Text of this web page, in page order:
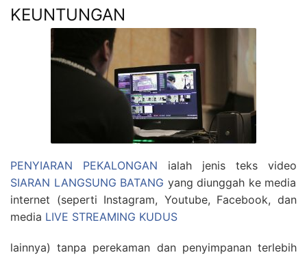
KEUNTUNGAN
PENYIARAN PEKALONGAN ialah jenis teks video
SIARAN LANGSUNG BATANG yang diunggah ke media
internet (seperti Instagram, Youtube, Facebook, dan
media LIVE STREAMING KUDUS
lainnya) tanpa perekaman dan penyimpanan terlebih